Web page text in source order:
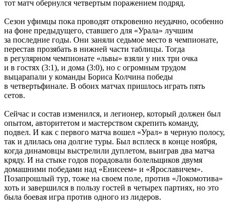
тот матч обернулся четвертым поражением подряд.
Сезон уфимцы пока проводят откровенно неудачно, особенно
на фоне предыдущего, ставшего для «Урала» лучшим
за последние годы. Они заняли седьмое место в чемпионате,
перестав прозябать в нижней части таблицы. Тогда
в регулярном чемпионате «львы» взяли у них три очка
и в гостях (3:1), и дома (3:0), но с огромным трудом
выцарапали у команды Бориса Колчина победы
в четвертьфинале. В обоих матчах пришлось играть пять
сетов.
Сейчас и состав изменился, и легионер, который должен был
опытом, авторитетом и мастерством скрепить команду,
подвел. И как с первого матча вошел «Урал» в черную полосу,
так и длилась она долгие туры. Был всплеск в конце ноября,
когда динамовцы выстрелили дуплетом, выиграв два матча
кряду. И на стыке годов порадовали болельщиков двумя
домашними победами над «Енисеем» и «Ярославичем».
Позапрошлый тур, тоже на своем поле, против «Локомотива»
хоть и завершился в пользу гостей в четырех партиях, но это
была боевая игра против одного из лидеров.